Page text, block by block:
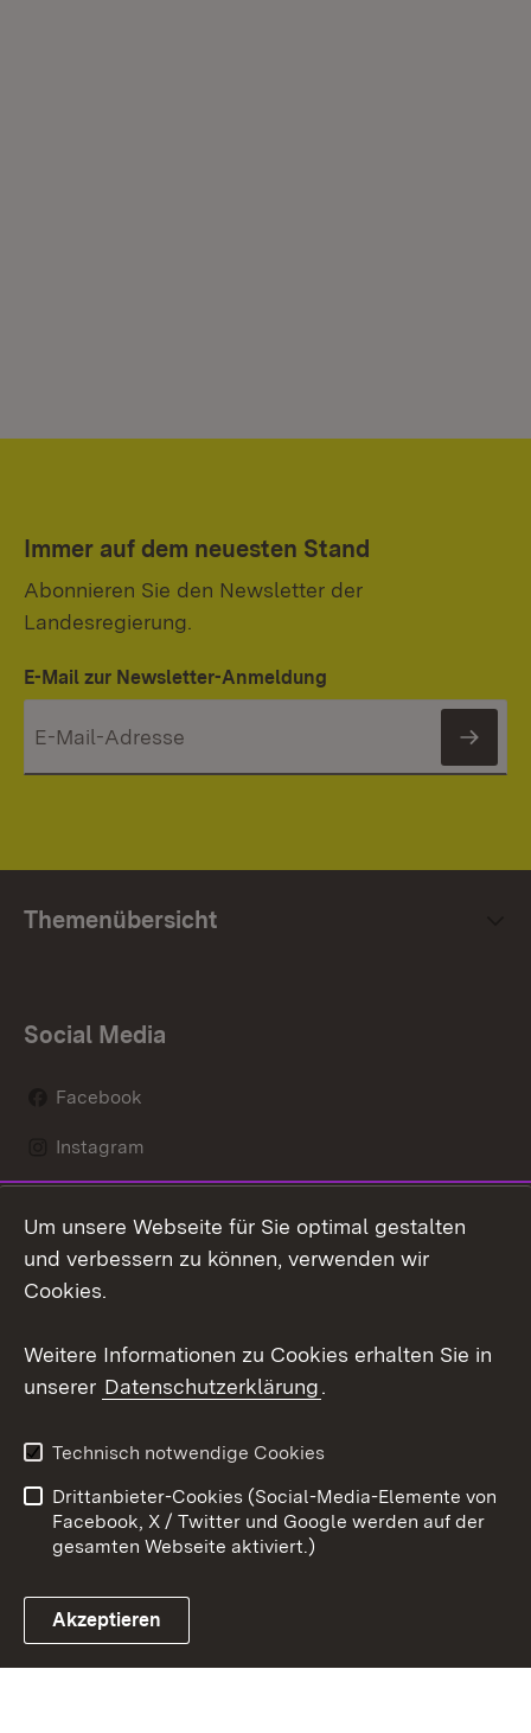
Immer auf dem neuesten Stand
Abonnieren Sie den Newsletter der
Landesregierung.
E-Mail zur Newsletter-Anmeldung
Themenübersicht
Social Media
Facebook
Instagram
Mastodon
Youtube
Link zum Landesportal
Kontakt
Datenschutz
Barrierefreiheit
Impressum Cookies
Um unsere Webseite für Sie optimal gestalten
und verbessern zu können, verwenden wir
Cookies.
Weitere Informationen zu Cookies erhalten Sie in
unserer Datenschutzerklärung.
Technisch notwendige Cookies
Drittanbieter-Cookies (Social-Media-Elemente von
Facebook, X / Twitter und Google werden auf der
gesamten Webseite aktiviert.)
Akzeptieren